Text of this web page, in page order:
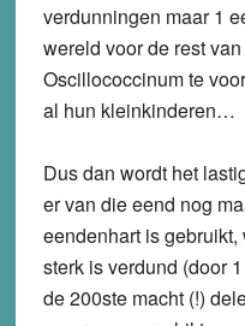
verdunningen maar 1
wereld voor de rest
Oscillococcinum te
al hun kleinkinderen…
Dus dan wordt het
er van die eend nog
eendenhart is
sterk is verdund (door
de 200ste macht (!)